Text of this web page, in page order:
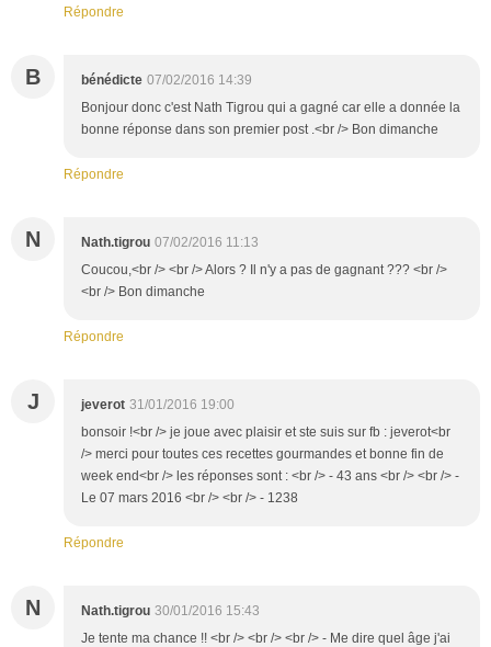
Répondre
B bénédicte 07/02/2016 14:39
Bonjour donc c'est Nath Tigrou qui a gagné car elle a donnée la
bonne réponse dans son premier post .<br /> Bon dimanche
Répondre
N Nath.tigrou 07/02/2016 11:13
Coucou,<br /> <br /> Alors ? Il n'y a pas de gagnant ??? <br />
<br /> Bon dimanche
Répondre
J jeverot 31/01/2016 19:00
bonsoir !<br /> je joue avec plaisir et ste suis sur fb : jeverot<br
/> merci pour toutes ces recettes gourmandes et bonne fin de
week end<br /> les réponses sont : <br /> - 43 ans <br /> <br /> -
Le 07 mars 2016 <br /> <br /> - 1238
Répondre
N Nath.tigrou 30/01/2016 15:43
Je tente ma chance !! <br /> <br /> <br /> - Me dire quel âge j'ai